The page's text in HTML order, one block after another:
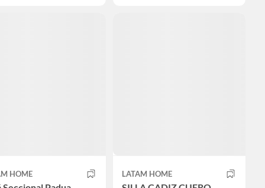
HOME LATAM HOME